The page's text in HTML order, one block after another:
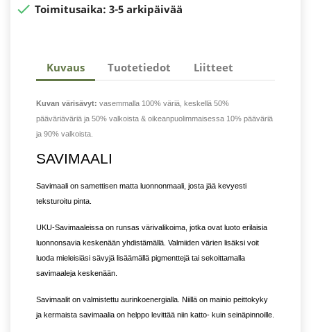
 Toimitusaika: 3-5 arkipäivää
Kuvaus Tuotetiedot Liitteet
Kuvan värisävyt: vasemmalla 100% väriä, keskellä 50%
pääväriäväriä ja 50% valkoista & oikeanpuolimmaisessa 10% pääväriä
ja 90% valkoista.
SAVIMAALI
Savimaali on samettisen matta luonnonmaali, josta jää kevyesti
teksturoitu pinta.
UKU-Savimaaleissa on runsas värivalikoima, jotka ovat luoto erilaisia
luonnonsavia keskenään yhdistämällä. Valmiiden värien lisäksi voit
luoda mieleisiäsi sävyjä lisäämällä pigmenttejä tai sekoittamalla
savimaaleja keskenään.
Savimaalit on valmistettu aurinkoenergialla. Niillä on mainio peittokyky
ja kermaista savimaalia on helppo levittää niin katto- kuin seinäpinnoille.